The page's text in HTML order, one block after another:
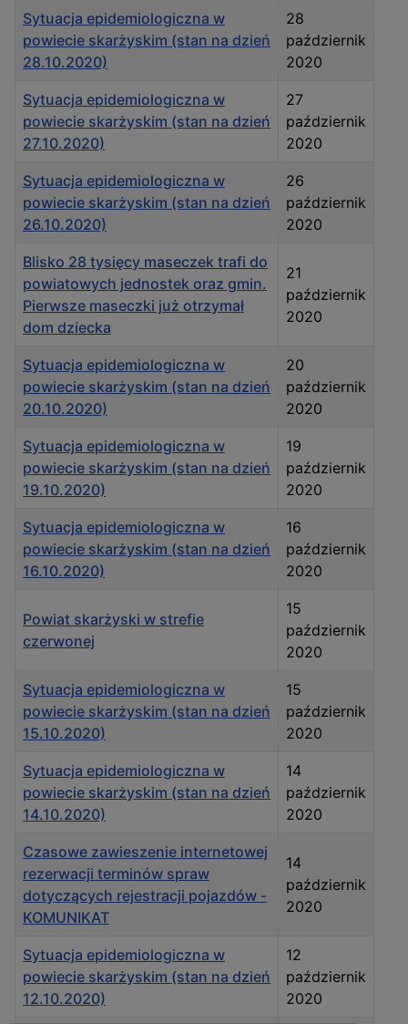
Tytuł Data publikacji
Sytuacja epidemiologiczna w
powiecie skarżyskim (stan na dzień
28.10.2020)
28
październik
2020
Sytuacja epidemiologiczna w
powiecie skarżyskim (stan na dzień
27.10.2020)
27
październik
2020
Sytuacja epidemiologiczna w
powiecie skarżyskim (stan na dzień
26.10.2020)
26
październik
2020
Blisko 28 tysięcy maseczek trafi do
powiatowych jednostek oraz gmin.
Pierwsze maseczki już otrzymał
dom dziecka
21
październik
2020
Sytuacja epidemiologiczna w
powiecie skarżyskim (stan na dzień
20.10.2020)
20
październik
2020
Sytuacja epidemiologiczna w
powiecie skarżyskim (stan na dzień
19.10.2020)
19
październik
2020
Sytuacja epidemiologiczna w
powiecie skarżyskim (stan na dzień
16.10.2020)
16
październik
2020
Powiat skarżyski w strefie
czerwonej
15
październik
2020
Sytuacja epidemiologiczna w
powiecie skarżyskim (stan na dzień
15.10.2020)
15
październik
2020
Sytuacja epidemiologiczna w
powiecie skarżyskim (stan na dzień
14.10.2020)
14
październik
2020
Czasowe zawieszenie internetowej
rezerwacji terminów spraw
dotyczących rejestracji pojazdów -
KOMUNIKAT
14
październik
2020
Sytuacja epidemiologiczna w
powiecie skarżyskim (stan na dzień
12.10.2020)
12
październik
2020